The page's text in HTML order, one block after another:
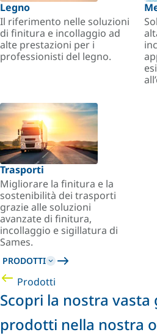
Legno
Il riferimento nelle soluzioni
di finitura e incollaggio ad
alte prestazioni per i
professionisti del legno.
Trasporti
Migliorare la finitura e la
sostenibilità dei trasporti
grazie alle soluzioni
avanzate di finitura,
incollaggio e sigillatura di
Sames.
PRODOTTI
Prodotti
Scopri la nostra vasta
prodotti nella nostra